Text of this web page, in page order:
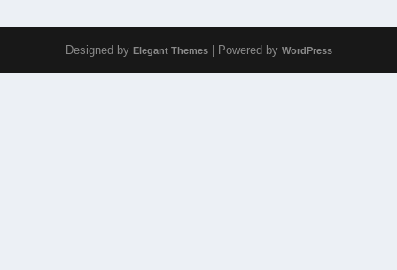
Designed by Elegant Themes| Powered by WordPress